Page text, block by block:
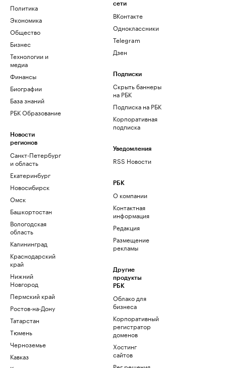
Политика
Экономика
Общество
Бизнес
Технологии и
медиа
Финансы
Биографии
База знаний
РБК Образование
Новости
регионов
Санкт-Петербург
и область
Екатеринбург
Новосибирск
Омск
Башкортостан
Вологодская
область
Калининград
Краснодарский
край
Нижний
Новгород
Пермский край
Ростов-на-Дону
Татарстан
Тюмень
Черноземье
Кавказ
сети
ВКонтакте
Одноклассники
Telegram
Дзен
Подписки
Скрыть баннеры
на РБК
Подписка на РБК
Корпоративная
подписка
Уведомления
RSS Новости
РБК
О компании
Контактная
информация
Редакция
Размещение
рекламы
Другие
продукты
РБК
Облако для
бизнеса
Корпоративный
регистратор
доменов
Хостинг
сайтов